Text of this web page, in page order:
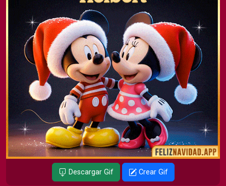
Descargar Gif Crear Gif